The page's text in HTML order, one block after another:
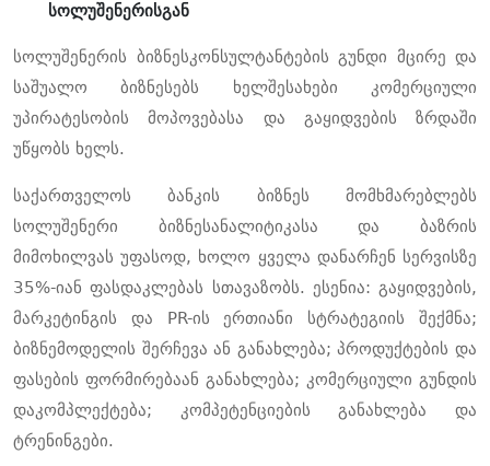
სოლუშენერისგან
სოლუშენერის ბიზნესკონსულტანტების გუნდი მცირე და
საშუალო ბიზნესებს ხელშესახები კომერციული
უპირატესობის მოპოვებასა და გაყიდვების ზრდაში
უწყობს ხელს.
საქართველოს ბანკის ბიზნეს მომხმარებლებს
სოლუშენერი ბიზნესანალიტიკასა და ბაზრის
მიმოხილვას უფასოდ, ხოლო ყველა დანარჩენ სერვისზე
35%-იან ფასდაკლებას სთავაზობს. ესენია: გაყიდვების,
მარკეტინგის და PR-ის ერთიანი სტრატეგიის შექმნა;
ბიზნემოდელის შერჩევა ან განახლება; პროდუქტების და
ფასების ფორმირებაან განახლება; კომერციული გუნდის
დაკომპლექტება; კომპეტენციების განახლება და
ტრენინგები.